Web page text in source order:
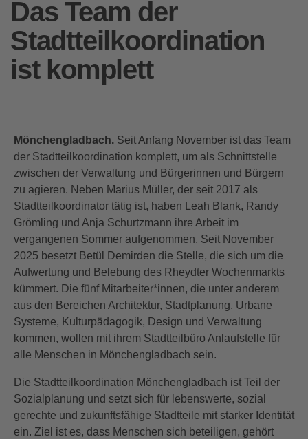
Das Team der
Stadtteilkoordination
ist komplett
Mönchengladbach. Seit Anfang November ist das Team
der Stadtteilkoordination komplett, um als Schnittstelle
zwischen der Verwaltung und Bürgerinnen und Bürgern
zu agieren. Neben Marius Müller, der seit 2017 als
Stadtteilkoordinator tätig ist, haben Leah Blank, Randy
Grömling und Anja Schurtzmann ihre Arbeit im
vergangenen Sommer aufgenommen. Seit November
2025 besetzt Betül Demirden die Stelle, die sich um die
Aufwertung und Belebung des Rheydter Wochenmarkts
kümmert. Die fünf Mitarbeiter*innen, die unter anderem
aus den Bereichen Architektur, Stadtplanung, Urbane
Systeme, Kulturpädagogik, Design und Verwaltung
kommen, wollen mit ihrem Stadtteilbüro Anlaufstelle für
alle Menschen in Mönchengladbach sein.
Die Stadtteilkoordination Mönchengladbach ist Teil der
Sozialplanung und setzt sich für lebenswerte, sozial
gerechte und zukunftsfähige Stadtteile mit starker Identität
ein. Ziel ist es, dass Menschen sich beteiligen, gehört